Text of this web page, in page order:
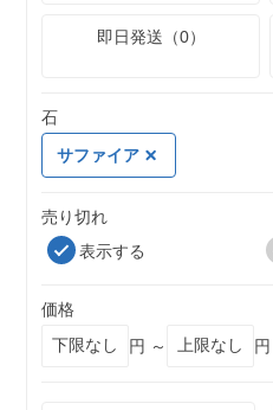
即日発送（0）
石
サファイア
売り切れ
表示する
価格
円 ～
円